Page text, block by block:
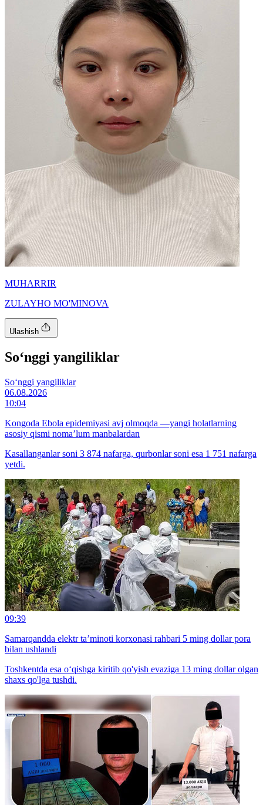
MUHARRIR
ZULAYHO MO'MINOVA
Ulashish
So‘nggi yangiliklar
So‘nggi yangiliklar
06.08.2026
10:04
Kongoda Ebola epidemiyasi avj olmoqda —yangi holatlarning
asosiy qismi noma’lum manbalardan
Kasallanganlar soni 3 874 nafarga, qurbonlar soni esa 1 751 nafarga
yetdi.
09:39
Samarqandda elektr ta’minoti korxonasi rahbari 5 ming dollar pora
bilan ushlandi
Toshkentda esa o‘qishga kiritib qo'yish evaziga 13 ming dollar olgan
shaxs qo'lga tushdi.